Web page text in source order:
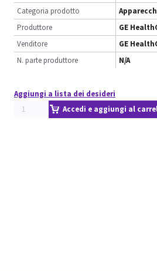
Categoria prodotto
Produttore
GE
Venditore
GE
N. parte produttore
N/A
Aggiungi a lista dei desideri
Accedi e aggiungi al